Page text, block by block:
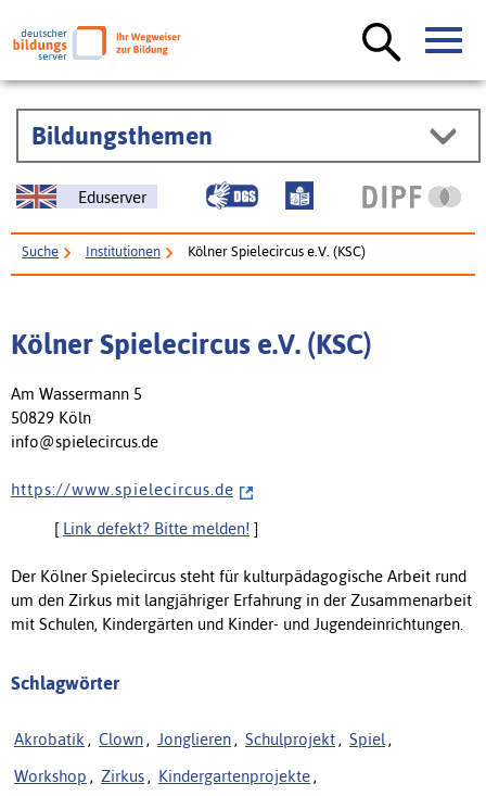
Bildungsthemen
Eduserver
Suche Institutionen Kölner Spielecircus e.V. (KSC)
Kölner Spielecircus e.V. (KSC)
Am Wassermann 5
50829 Köln
info@spielecircus.de
h t t p s : / / w w w . s p i e l e c i r c u s . d e
[ Link defekt? Bitte melden! ]
Der Kölner Spielecircus steht für kulturpädagogische Arbeit rund
um den Zirkus mit langjähriger Erfahrung in der Zusammenarbeit
mit Schulen, Kindergärten und Kinder- und Jugendeinrichtungen.
Schlagwörter
Akrobatik , Clown , Jonglieren , Schulprojekt , Spiel ,
Workshop , Zirkus , Kindergartenprojekte ,